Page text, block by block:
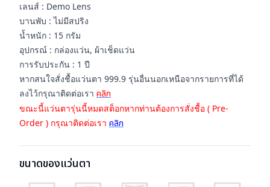
เลนส์ : Demo Lens
บานพับ : ไม่มีสปริง
น้ำหนัก : 15 กรัม
อุปกรณ์ : กล่องแว่น, ผ้าเช็ดแว่น
การรับประกัน : 1 ปี
หากสนใจสั่งชื้อแว่นตา 999.9 รุ่นอื่นนอกเหนือจากรายการที่ได้
ลงไว้กรุณาติดต่อเรา คลิก
ขณะนี้แว่นตารุ่นนี้หมดสต็อกหากท่านต้องการสั่งชื้อ ( Pre-
Order ) กรุณาติดต่อเรา คลิก
ขนาดของแว่นตา